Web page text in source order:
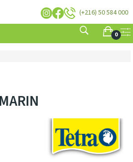
(+216) 50 584 000
0